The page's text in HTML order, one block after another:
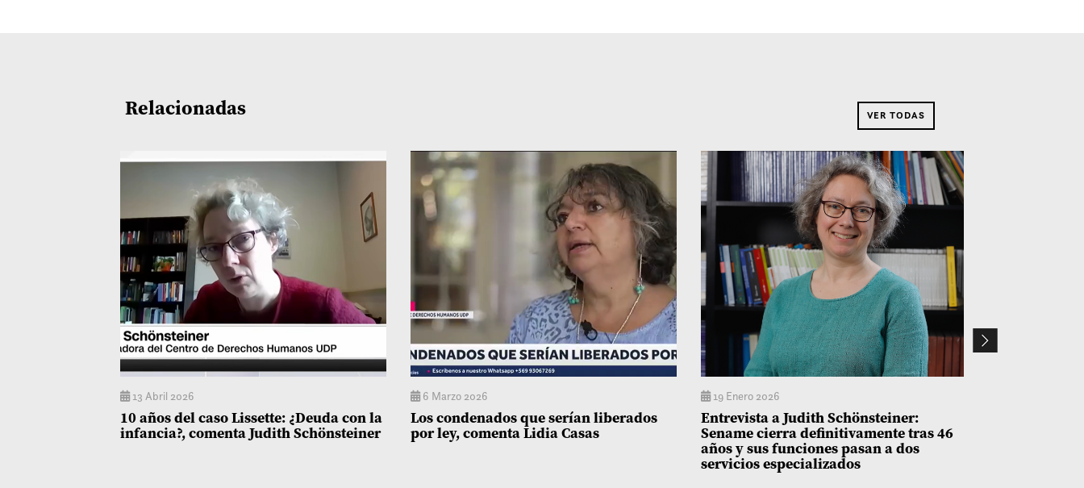
Relacionadas VER TODAS
13 Abril 2026
10 años del caso Lissette: ¿Deuda con la
infancia?, comenta Judith Schönsteiner
6 Marzo 2026
Los condenados que serían liberados
por ley, comenta Lidia Casas
19 Enero 2026
Entrevista a Judith Schönsteiner:
Sename cierra definitivamente tras 46
años y sus funciones pasan a dos
servicios especializados